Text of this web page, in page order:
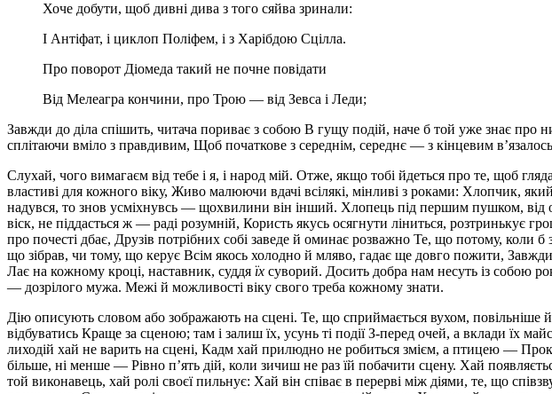
Хоче добути, щоб дивні дива з того сяйва зринали:
І Антіфат, і циклоп Поліфем, і з Харібдою Сцілла.
Про поворот Діомеда такий не почне повідати
Від Мелеагра кончини, про Трою — від Зевса і Леди;
Завжди до діла спішить, читача пориває з собою В гущу подій, наче б той уже знає про
сплітаючи вміло з правдивим, Щоб початкове з середнім, середнє — з кінцевим
Слухай, чого вимагаєм від тебе і я, і народ мій. Отже, якщо тобі йдеться про те, щоб
властиві для кожного віку, Живо малюючи вдачі всілякі, мінливі з роками: Хлопчик,
надувся, то знов усміхнувсь — щохвилини він інший. Хлопець під першим пушком, від
віск, не піддасться ж — раді розумній, Користь якусь осягнути ліниться,
про почесті дбає, Друзів потрібних собі заведе й оминає розважно Те, що потому, коли
що зібрав, чи тому, що керує Всім якось холодно й мляво, гадає ще довго пожити,
Лає на кожному кроці, наставник, суддя їх суворий. Досить добра нам несуть із собою
— дозрілого мужа. Межі й можливості віку свого треба кожному знати.
Дію описують словом або зображають на сцені. Те, що сприймається вухом,
відбуватись Краще за сценою; там і залиш їх, усунь ті події З-перед очей, а вклади
лиходій хай не варить на сцені, Кадм хай прилюдно не робиться змієм, а птицею —
більше, ні менше — Рівно п’ять дій, коли зичиш не раз їй побачити сцену. Хай
той виконавець, хай ролі своєї пильнує: Хай він співає в перерві між діями, те, що